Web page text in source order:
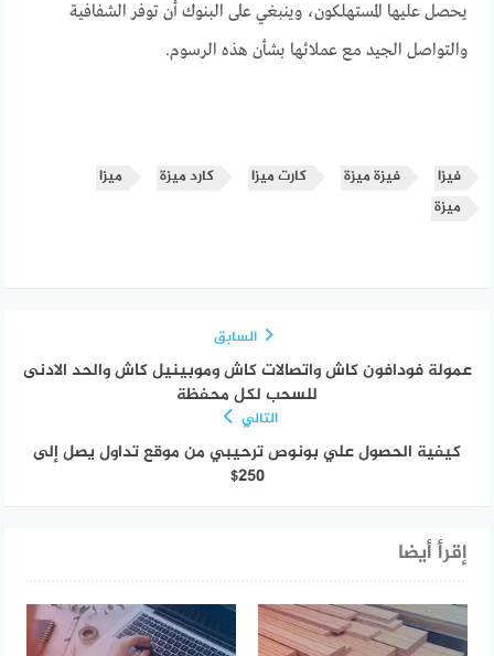
يحصل عليها المستهلكون، وينبغي على البنوك أن توفر الشفافية
والتواصل الجيد مع عملائها بشأن هذه الرسوم.
فيزا فيزة ميزة كارت ميزا كارد ميزة
ميزا
ميزة
السابق
عمولة فودافون كاش واتصالات كاش وموبينيل كاش والحد الادنى
للسحب لكل محفظة
التالي
كيفية الحصول علي بونوص ترحيبي من موقع تداول يصل إلى
250$
إقرأ أيضا